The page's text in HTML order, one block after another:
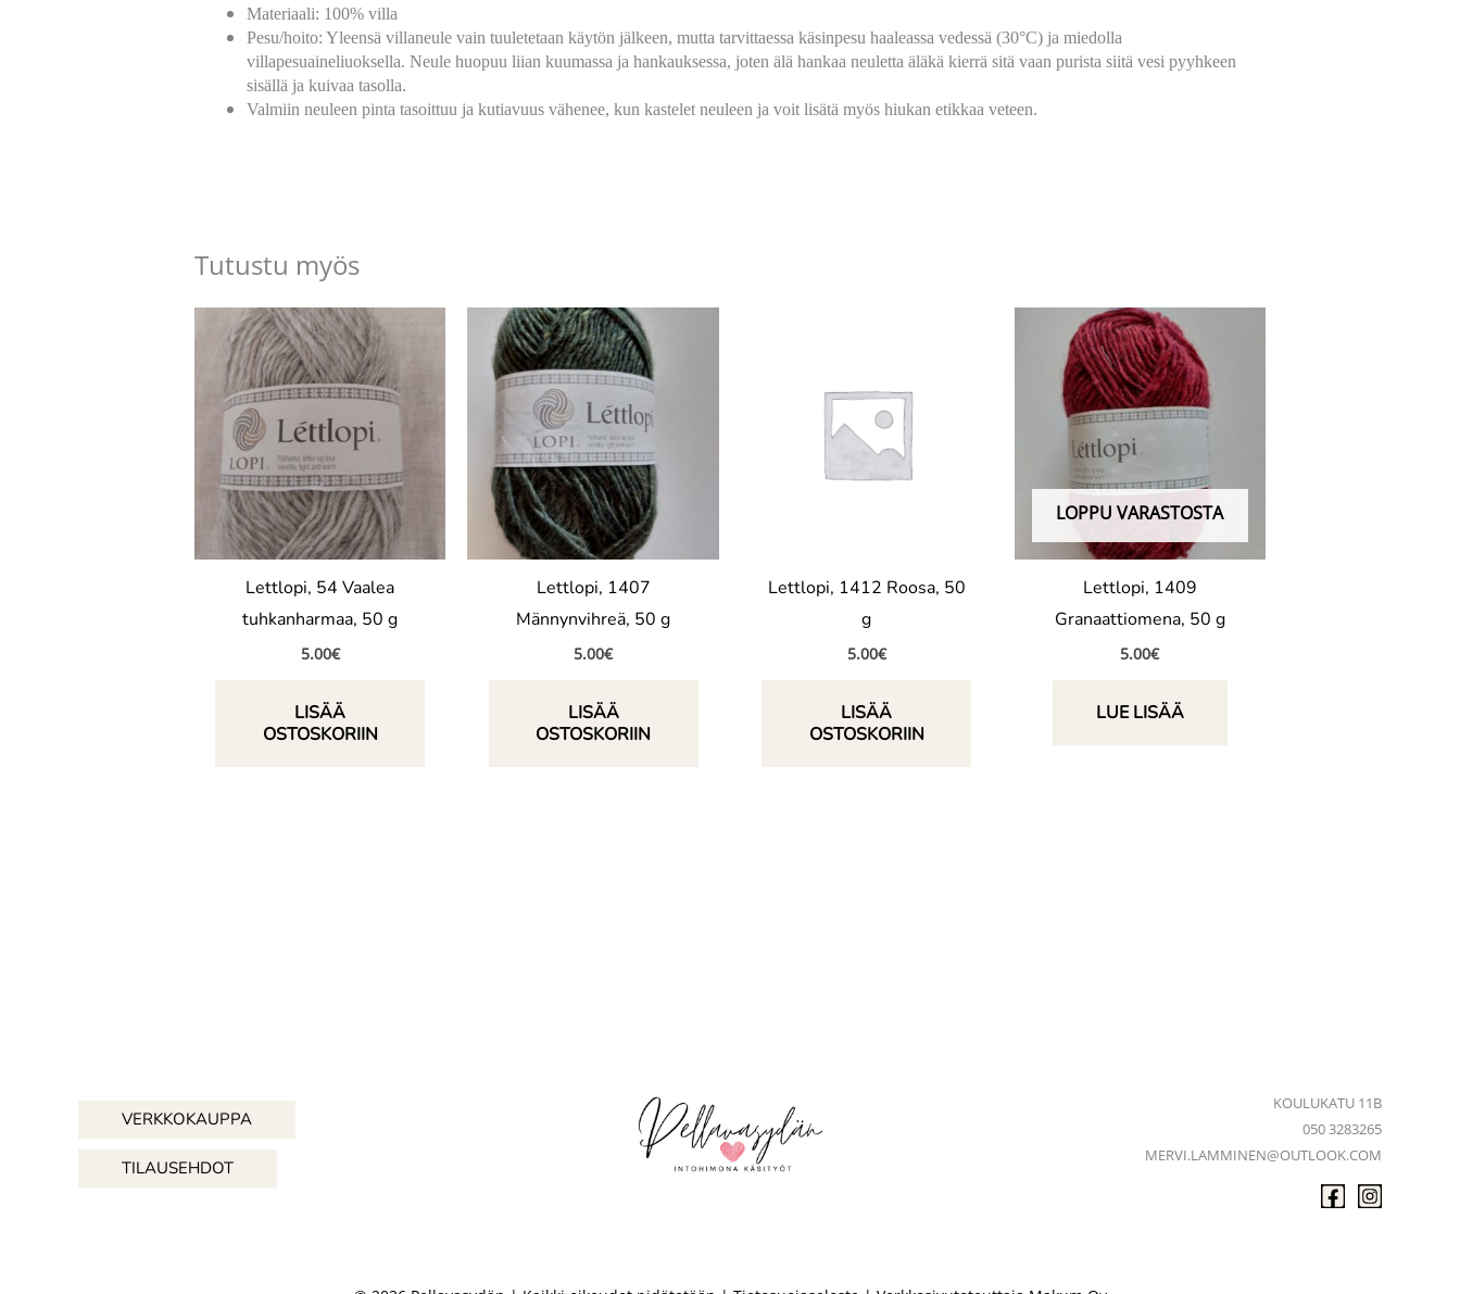
Materiaali: 100% villa
Pesu/hoito: Yleensä villaneule vain tuuletetaan käytön jälkeen, mutta tarvittaessa käsinpesu haaleassa vedessä (30°C) ja miedolla
villapesuaineliuoksella. Neule huopuu liian kuumassa ja hankauksessa, joten älä hankaa neuletta äläkä kierrä sitä vaan purista siitä vesi pyyhkeen
sisällä ja kuivaa tasolla.
Valmiin neuleen pinta tasoittuu ja kutiavuus vähenee, kun kastelet neuleen ja voit lisätä myös hiukan etikkaa veteen.
Tutustu myös
Lettlopi, 54 Vaalea
tuhkanharmaa, 50 g
5.00€
LISÄÄ
OSTOSKORIIN
Lettlopi, 1407
Männynvihreä, 50 g
5.00€
LISÄÄ
OSTOSKORIIN
Lettlopi, 1412 Roosa, 50
g
5.00€
LISÄÄ
OSTOSKORIIN
LOPPU VARASTOSTA
Lettlopi, 1409
Granaattiomena, 50 g
5.00€
LUE LISÄÄ
VERKKOKAUPPA
TILAUSEHDOT
KOULUKATU 11B
050 3283265
MERVI.LAMMINEN@OUTLOOK.COM